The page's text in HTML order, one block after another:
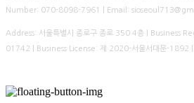
Number: 070-8098-7961 | Email:
Address: 서울특별시 종로구 종로 350 4층 | Business
01742 | Business License: 제 2020-서울서대문-1892